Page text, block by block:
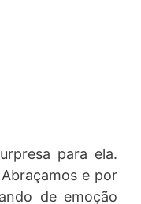
para ela.
e por
de emoção